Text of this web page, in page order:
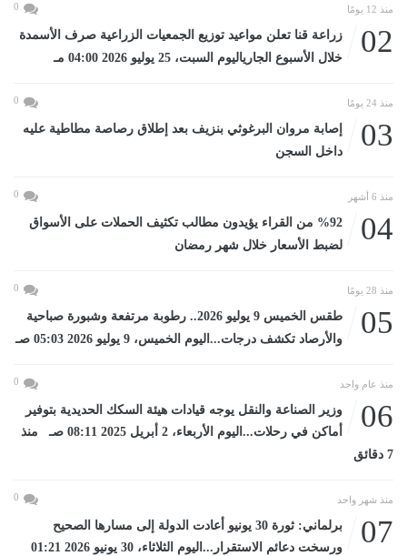
منذ 12 يومًا 0
02
زراعة قنا تعلن مواعيد توزيع الجمعيات الزراعية صرف الأسمدة
خلال الأسبوع الجارياليوم السبت، 25 يوليو 2026 04:00 مـ
منذ 24 يومًا 0
03
إصابة مروان البرغوثي بنزيف بعد إطلاق رصاصة مطاطية عليه
داخل السجن
منذ 6 أشهر 0
04
%92 من القراء يؤيدون مطالب تكثيف الحملات على الأسواق
لضبط الأسعار خلال شهر رمضان
منذ 28 يومًا 0
05
طقس الخميس 9 يوليو 2026.. رطوبة مرتفعة وشبورة صباحية
والأرصاد تكشف درجات...اليوم الخميس، 9 يوليو 2026 05:03 صـ
منذ عام واحد 0
06
وزير الصناعة والنقل يوجه قيادات هيئة السكك الحديدية بتوفير
أماكن في رحلات...اليوم الأربعاء، 2 أبريل 2025 08:11 صـ منذ
7 دقائق
منذ شهر واحد 0
07
برلماني: ثورة 30 يونيو أعادت الدولة إلى مسارها الصحيح
ورسخت دعائم الاستقرار...اليوم الثلاثاء، 30 يونيو 2026 01:21